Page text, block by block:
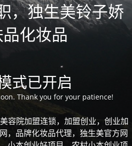
，独生美铃子娇
化妆品
式已开启
Thank you for your patience!
容院加盟连锁，加盟创业，创业加
，品牌化妆品代理，独生美官方网